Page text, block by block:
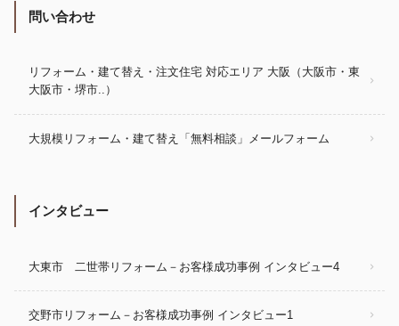
問い合わせ
リフォーム・建て替え・注文住宅 対応エリア 大阪（大阪市・東
大阪市・堺市..）
大規模リフォーム・建て替え「無料相談」メールフォーム
インタビュー
大東市 二世帯リフォーム－お客様成功事例 インタビュー4
交野市リフォーム－お客様成功事例 インタビュー1